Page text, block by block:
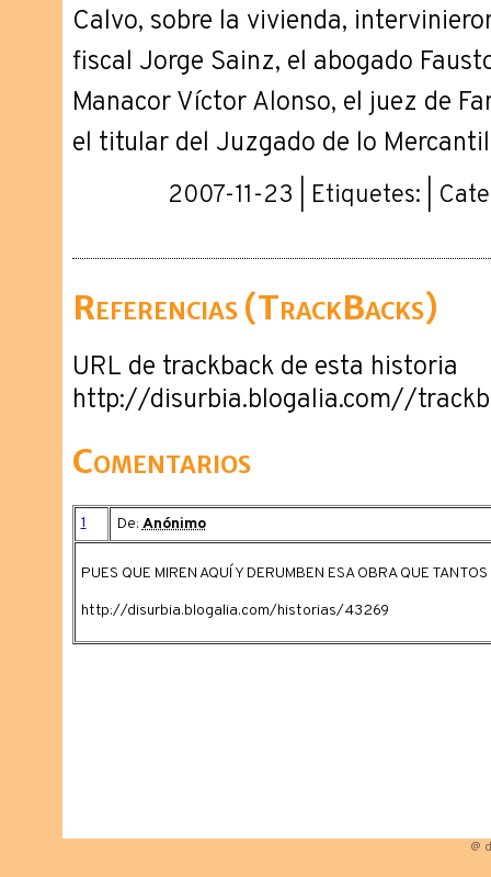
Calvo, sobre la vivienda,
fiscal Jorge Sainz, el abogado
Manacor Víctor Alonso, el juez de
el titular del Juzgado de lo
2007-11-23 | Etiquetes: |
Referencias (TrackBacks)
URL de trackback de esta historia
http://disurbia.blogalia.com//
Comentarios
1 De: Anónimo
PUES QUE MIREN AQUÍ Y DERUMBEN ESA OBRA QUE
http://disurbia.blogalia.com/historias/43269
@